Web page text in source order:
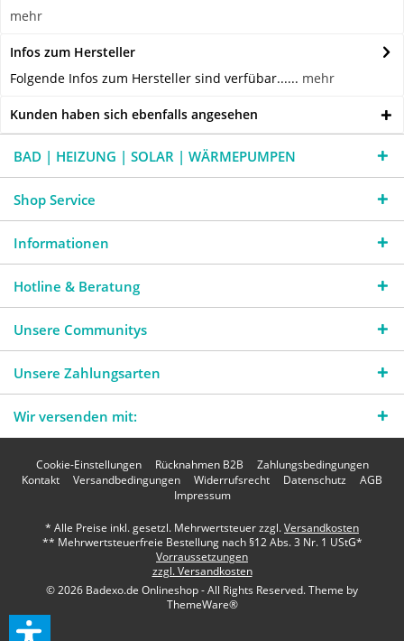
mehr
Infos zum Hersteller
Folgende Infos zum Hersteller sind verfübar...... mehr
Kunden haben sich ebenfalls angesehen
BAD | HEIZUNG | SOLAR | WÄRMEPUMPEN
Shop Service
Informationen
Hotline & Beratung
Unsere Communitys
Unsere Zahlungsarten
Wir versenden mit:
Cookie-Einstellungen Rücknahmen B2B
Zahlungsbedingungen
Kontakt
Versandbedingungen Widerrufsrecht Datenschutz
AGB
Impressum
* Alle Preise inkl. gesetzl. Mehrwertsteuer zzgl.Versandkosten
** Mehrwertsteuerfreie Bestellung nach §12 Abs. 3 Nr. 1 UStG*
Vorraussetzungen
zzgl. Versandkosten
© 2026 Badexo.de Onlineshop - All Rights Reserved. Theme by
ThemeWare®